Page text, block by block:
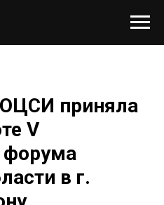
приняла
V
форума
в г.